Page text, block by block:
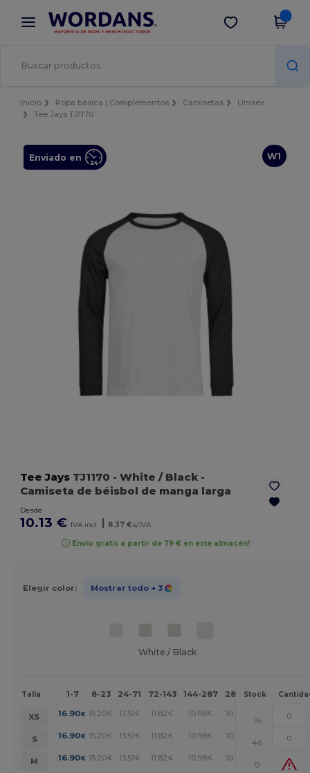
× App de Wordans
¡Mejores precios en app!
Descargar app
Inicio Ropa básica | Complementos Camisetas
Unisex
Tee Jays TJ1170
W1
Enviado en
Tee Jays TJ1170 - White / Black -
Camiseta de béisbol de manga larga
Desde
10.13 € IVA incl. 8.37 €s/IVA
Envío gratis a partir de 79 € en este almacén!
Elegir color: Mostrar todo + 3
White / Black
Talla 1-7 8-23 24-71 72-143 144-287 288 + Más
Stock
XS 16.90€ 15.20€ 13.51€ 11.82 € 10.98€ 10.13 +
16
S
16.90€ 15.20€ 13.51€ 11.82 € 10.98€ 10.13 +
46
M
16.90€ 15.20€ 13.51€ 11.82 € 10.98€ 10.13
0